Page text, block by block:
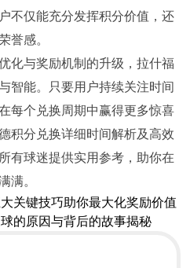
不仅能充分发挥积分价值，还
誉感。
化与奖励机制的升级，拉什福
智能。只要用户持续关注时间
每个兑换周期中赢得更多惊喜
积分兑换详细时间解析及高效
有球迷提供实用参考，助你在
满。
关键技巧助你最大化奖励价值
的原因与背后的故事揭秘